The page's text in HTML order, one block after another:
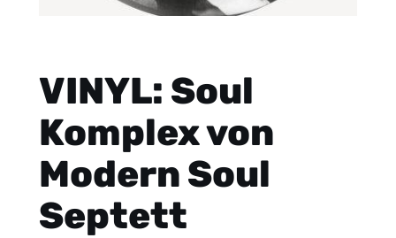
VINYL: Soul
Komplex von
Modern Soul
Septett